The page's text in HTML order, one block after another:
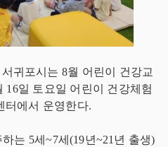
귀포시는 8월 어린이 건강교
16일 토요일 어린이 건강체험
터에서 운영한다.
는 5세~7세(19년~21년 출생)